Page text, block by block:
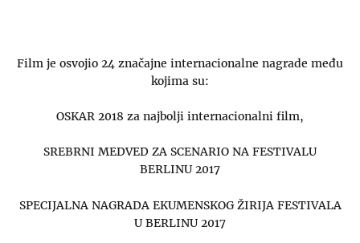
Film je osvojio 24 značajne internacionalne nagrade među
kojima su:
OSKAR 2018 za najbolji internacionalni film,
SREBRNI MEDVED ZA SCENARIO NA FESTIVALU
BERLINU 2017
SPECIJALNA NAGRADA EKUMENSKOG ŽIRIJA FESTIVALA
U BERLINU 2017